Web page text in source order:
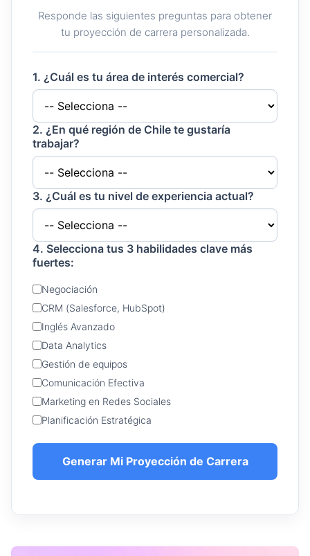
Responde las siguientes preguntas para obtener
tu proyección de carrera personalizada.
1. ¿Cuál es tu área de interés comercial?
2. ¿En qué región de Chile te gustaría
trabajar?
3. ¿Cuál es tu nivel de experiencia actual?
4. Selecciona tus 3 habilidades clave más
fuertes:
Negociación
CRM (Salesforce, HubSpot)
Inglés Avanzado
Data Analytics
Gestión de equipos
Comunicación Efectiva
Marketing en Redes Sociales
Planificación Estratégica
Generar Mi Proyección de Carrera